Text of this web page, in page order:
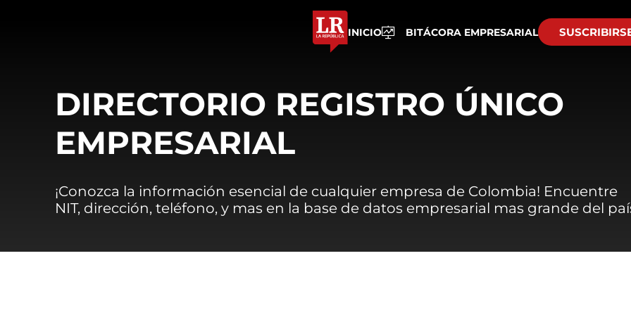
INICIO BITÁCORA EMPRESARIAL
DIRECTORIO REGISTRO ÚNICO
EMPRESARIAL
¡Conozca la información esencial de cualquier empresa de Colombia! Encuentre
NIT, dirección, teléfono, y mas en la base de datos empresarial mas grande del